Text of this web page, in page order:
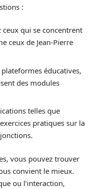
:
ceux qui se concentrent
ceux de Jean-Pierre
éducatives,
des modules
telles que
pratiques sur la
vous pouvez trouver
convient le mieux.
ou l’interaction,